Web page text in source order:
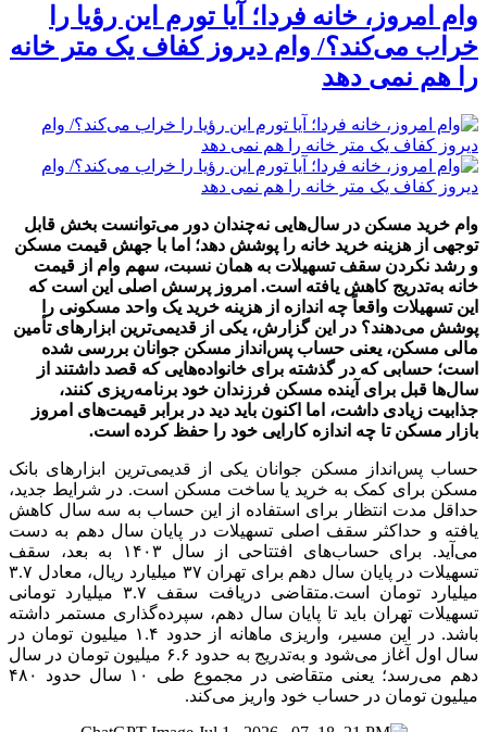
وام امروز، خانه فردا؛ آیا تورم این رؤیا را
خراب می‌کند؟/ وام دیروز کفاف یک متر خانه
را هم نمی دهد
وام خرید مسکن در سال‌هایی نه‌چندان دور می‌توانست بخش قابل
توجهی از هزینه خرید خانه را پوشش دهد؛ اما با جهش قیمت مسکن
و رشد نکردن سقف تسهیلات به همان نسبت، سهم وام از قیمت
خانه به‌تدریج کاهش یافته است. امروز پرسش اصلی این است که
این تسهیلات واقعاً چه اندازه از هزینه خرید یک واحد مسکونی را
پوشش می‌دهند؟ در این گزارش، یکی از قدیمی‌ترین ابزارهای تأمین
مالی مسکن، یعنی حساب پس‌انداز مسکن جوانان بررسی شده
است؛ حسابی که در گذشته برای خانواده‌هایی که قصد داشتند از
سال‌ها قبل برای آینده مسکن فرزندان خود برنامه‌ریزی کنند،
جذابیت زیادی داشت، اما اکنون باید دید در برابر قیمت‌های امروز
بازار مسکن تا چه اندازه کارایی خود را حفظ کرده است.
حساب پس‌انداز مسکن جوانان یکی از قدیمی‌ترین ابزارهای بانک
مسکن برای کمک به خرید یا ساخت مسکن است. در شرایط جدید،
حداقل مدت انتظار برای استفاده از این حساب به سه سال کاهش
یافته و حداکثر سقف اصلی تسهیلات در پایان سال دهم به دست
می‌آید. برای حساب‌های افتتاحی از سال ۱۴۰۳ به بعد، سقف
تسهیلات در پایان سال دهم برای تهران ۳۷ میلیارد ریال، معادل ۳.۷
میلیارد تومان است.متقاضی دریافت سقف ۳.۷ میلیارد تومانی
تسهیلات تهران باید تا پایان سال دهم، سپرده‌گذاری مستمر داشته
باشد. در این مسیر، واریزی ماهانه از حدود ۱.۴ میلیون تومان در
سال اول آغاز می‌شود و به‌تدریج به حدود ۶.۶ میلیون تومان در سال
دهم می‌رسد؛ یعنی متقاضی در مجموع طی ۱۰ سال حدود ۴۸۰
میلیون تومان در حساب خود واریز می‌کند.